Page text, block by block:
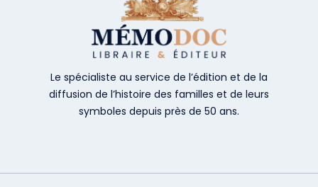
Le spécialiste au service de l’édition et de la
diffusion de l’histoire des familles et de leurs
symboles depuis près de 50 ans.